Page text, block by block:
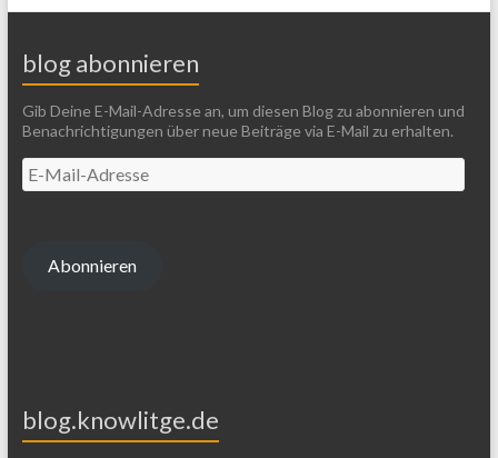
blog abonnieren
Gib Deine E-Mail-Adresse an, um diesen Blog zu abonnieren und
Benachrichtigungen über neue Beiträge via E-Mail zu erhalten.
Abonnieren
blog.knowlitge.de